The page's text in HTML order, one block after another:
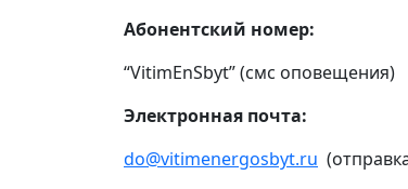
Абонентский номер:
“VitimEnSbyt” (смс оповещения)
Электронная почта:
do@vitimenergosbyt.ru